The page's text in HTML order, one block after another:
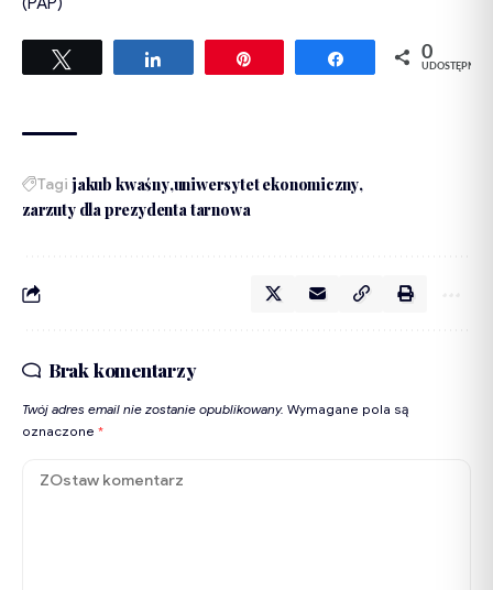
Udostępnij Udostępnij
0
UDOSTĘPNIEŃ
Tagi jakub kwaśny uniwersytet ekonomiczny
zarzuty dla prezydenta tarnowa
Brak komentarzy
Twój adres email nie zostanie opublikowany. Wymagane pola są
oznaczone *